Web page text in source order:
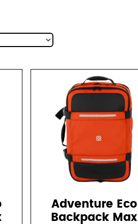
Adventure Eco
Backpack Max